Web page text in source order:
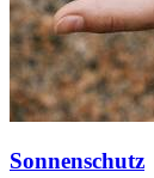
Sonnenschutz